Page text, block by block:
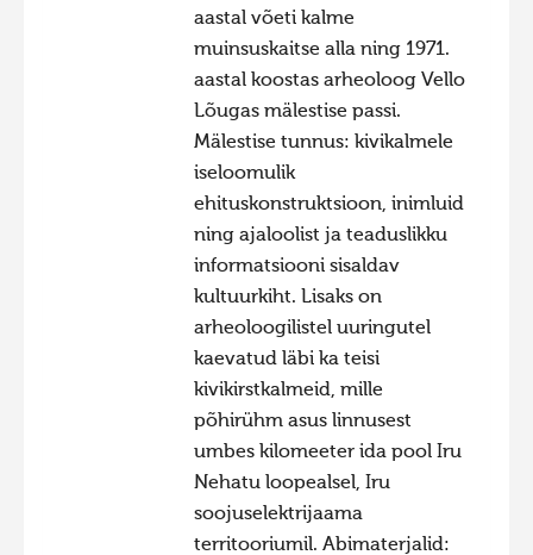
aastal võeti kalme
muinsuskaitse alla ning 1971.
aastal koostas arheoloog Vello
Lõugas mälestise passi.
Mälestise tunnus: kivikalmele
iseloomulik
ehituskonstruktsioon, inimluid
ning ajaloolist ja teaduslikku
informatsiooni sisaldav
kultuurkiht. Lisaks on
arheoloogilistel uuringutel
kaevatud läbi ka teisi
kivikirstkalmeid, mille
põhirühm asus linnusest
umbes kilomeeter ida pool Iru
Nehatu loopealsel, Iru
soojuselektrijaama
territooriumil. Abimaterjalid: